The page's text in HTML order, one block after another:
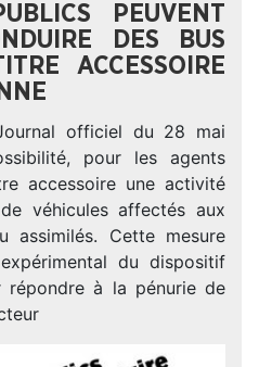
PEUVENT
DES BUS
ACCESSOIRE
officiel du 28 mai
pour les agents
accessoire une activité
véhicules affectés aux
assimilés. Cette mesure
du dispositif
à la pénurie de